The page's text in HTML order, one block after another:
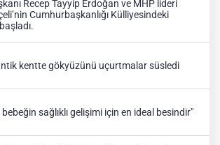
Recep Tayyip Erdoğan ve MHP lideri
Cumhurbaşkanlığı Külliyesindeki
kentte gökyüzünü uçurtmalar süsledi
sağlıklı gelişimi için en ideal besindir"